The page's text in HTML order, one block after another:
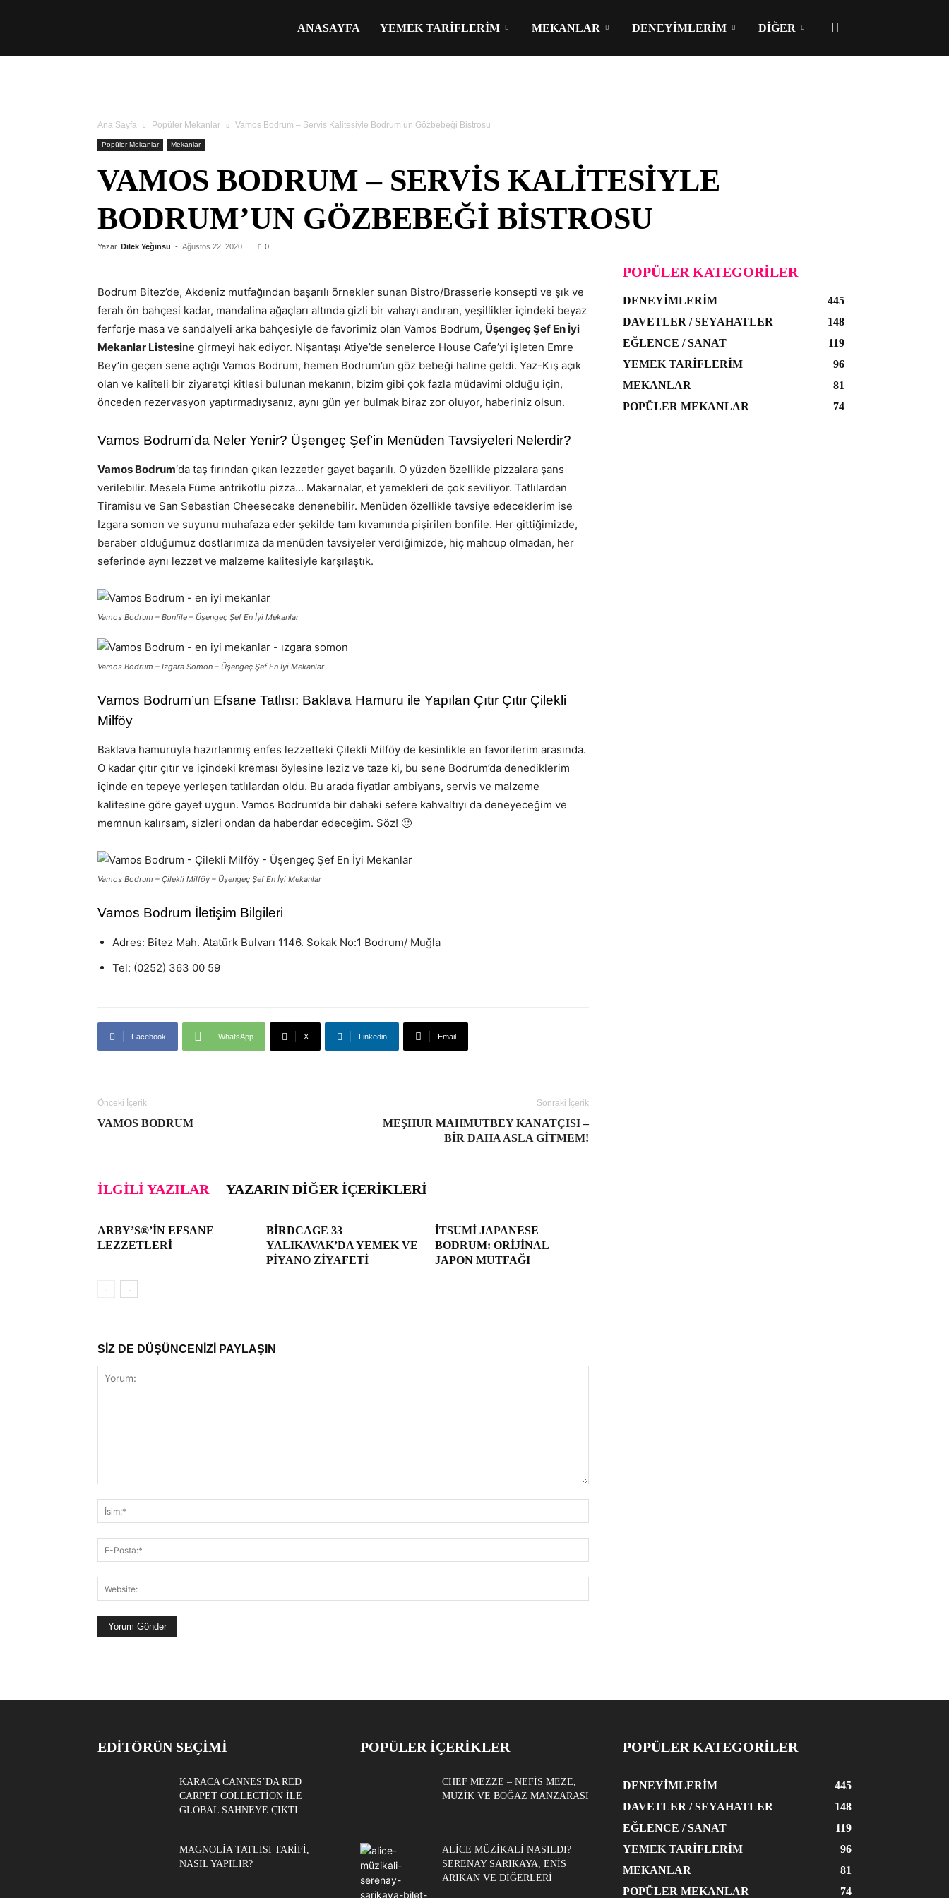
ANASAYFA YEMEK TARIFLERIM MEKANLAR DENEYIMLERIM DIĞER
Ana Sayfa Popüler Mekanlar Vamos Bodrum – Servis Kalitesiyle Bodrum’un Gözbebeği Bistrosu
Popüler Mekanlar Mekanlar
VAMOS BODRUM – SERVIS KALITESIYLE
BODRUM’UN GÖZBEBEĞI BISTROSU
Yazar Dilek Yeğinsü - Ağustos 22, 2020 0
Bodrum Bitez’de, Akdeniz mutfağından başarılı örnekler sunan Bistro/Brasserie konsepti ve şık ve
ferah ön bahçesi kadar, mandalina ağaçları altında gizli bir vahayı andıran, yeşillikler içindeki beyaz
ferforje masa ve sandalyeli arka bahçesiyle de favorimiz olan Vamos Bodrum, Üşengeç Şef En İyi
Mekanlar Listesine girmeyi hak ediyor. Nişantaşı Atiye’de senelerce House Cafe’yi işleten Emre
Bey’in geçen sene açtığı Vamos Bodrum, hemen Bodrum’un göz bebeği haline geldi. Yaz-Kış açık
olan ve kaliteli bir ziyaretçi kitlesi bulunan mekanın, bizim gibi çok fazla müdavimi olduğu için,
önceden rezervasyon yaptırmadıysanız, aynı gün yer bulmak biraz zor oluyor, haberiniz olsun.
Vamos Bodrum’da Neler Yenir? Üşengeç Şef’in Menüden Tavsiyeleri Nelerdir?
Vamos Bodrum‘da taş fırından çıkan lezzetler gayet başarılı. O yüzden özellikle pizzalara şans
verilebilir. Mesela Füme antrikotlu pizza… Makarnalar, et yemekleri de çok seviliyor. Tatlılardan
Tiramisu ve San Sebastian Cheesecake denenebilir. Menüden özellikle tavsiye edeceklerim ise
Izgara somon ve suyunu muhafaza eder şekilde tam kıvamında pişirilen bonfile. Her gittiğimizde,
beraber olduğumuz dostlarımıza da menüden tavsiyeler verdiğimizde, hiç mahcup olmadan, her
seferinde aynı lezzet ve malzeme kalitesiyle karşılaştık.
Vamos Bodrum – Bonfile – Üşengeç Şef En İyi Mekanlar
Vamos Bodrum – Izgara Somon – Üşengeç Şef En İyi Mekanlar
Vamos Bodrum’un Efsane Tatlısı: Baklava Hamuru ile Yapılan Çıtır Çıtır Çilekli
Milföy
Baklava hamuruyla hazırlanmış enfes lezzetteki Çilekli Milföy de kesinlikle en favorilerim arasında.
O kadar çıtır çıtır ve içindeki kreması öylesine leziz ve taze ki, bu sene Bodrum’da denediklerim
içinde en tepeye yerleşen tatlılardan oldu. Bu arada fiyatlar ambiyans, servis ve malzeme
kalitesine göre gayet uygun. Vamos Bodrum’da bir dahaki sefere kahvaltıyı da deneyeceğim ve
memnun kalırsam, sizleri ondan da haberdar edeceğim. Söz! 🙂
Vamos Bodrum – Çilekli Milföy – Üşengeç Şef En İyi Mekanlar
Vamos Bodrum İletişim Bilgileri
Adres: Bitez Mah. Atatürk Bulvarı 1146. Sokak No:1 Bodrum/ Muğla
Tel: (0252) 363 00 59
Facebook WhatsApp X Linkedin Email
Önceki İçerik
VAMOS BODRUM
Sonraki İçerik
MEŞHUR MAHMUTBEY KANATÇISI –
BIR DAHA ASLA GITMEM!
İLGILI YAZILAR YAZARIN DIĞER İÇERIKLERI
ARBY’S®’IN EFSANE
LEZZETLERI
BIRDCAGE 33
YALIKAVAK’DA YEMEK VE
PIYANO ZIYAFETI
İTSUMI JAPANESE
BODRUM: ORIJINAL
JAPON MUTFAĞI
SİZ DE DÜŞÜNCENİZİ PAYLAŞIN
POPÜLER KATEGORILER
DENEYIMLERIM
445
DAVETLER / SEYAHATLER
148
EĞLENCE / SANAT
119
YEMEK TARIFLERIM
96
MEKANLAR
81
POPÜLER MEKANLAR
74
EDITÖRÜN SEÇIMI
KARACA CANNES’DA RED
CARPET COLLECTION ILE
GLOBAL SAHNEYE ÇIKTI
MAGNOLIA TATLISI TARIFI,
NASIL YAPILIR?
POPÜLER İÇERİKLER
CHEF MEZZE – NEFIS MEZE,
MÜZIK VE BOĞAZ MANZARASI
ALICE MÜZIKALI NASILDI?
SERENAY SARIKAYA, ENIS
ARIKAN VE DIĞERLERI
POPÜLER KATEGORİLER
DENEYIMLERIM
445
DAVETLER / SEYAHATLER
148
EĞLENCE / SANAT
119
YEMEK TARIFLERIM
96
MEKANLAR
81
POPÜLER MEKANLAR
74